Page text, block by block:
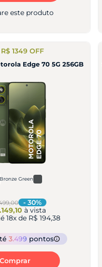
este produto
1349 OFF
Edge 70 5G 256GB
Bronze Green
- 30%
à vista
18x de R$ 194,38
3.499 pontos
Comprar